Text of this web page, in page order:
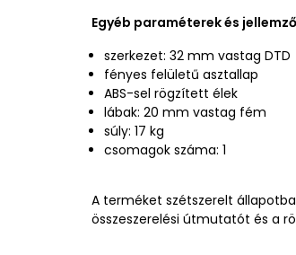
Egyéb paraméterek és
szerkezet: 32 mm vastag DTD
fényes felületű asztallap
ABS-sel rögzített élek
lábak: 20 mm vastag fém
súly: 17 kg
csomagok száma: 1
A terméket szétszerelt
összeszerelési útmutatót és a